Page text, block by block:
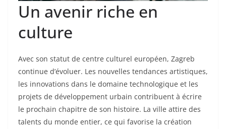
Un avenir riche en
culture
Avec son statut de centre culturel européen, Zagreb
continue d’évoluer. Les nouvelles tendances artistiques,
les innovations dans le domaine technologique et les
projets de développement urbain contribuent à écrire
le prochain chapitre de son histoire. La ville attire des
talents du monde entier, ce qui favorise la création